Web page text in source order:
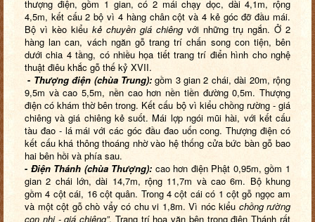
thượng điện, gồm 1 gian, có 2 mái chạy dọc, dài 4,1m, rộng
4,5m, kết cấu 2 bộ vì 4 hàng chân cột và 4 kẻ góc đỡ đầu mái.
Bộ vì kèo kiểu kẻ chuyền giá chiêng với những trụ ngắn. Ở 2
hàng lan can, vách ngăn gỗ trang trí chấn song con tiện, bên
dưới chia 4 tầng, có nhiều họa tiết trang trí điển hình cho nghệ
thuật điêu khắc gỗ thế kỷ XVII.
- Thượng điện (chùa Trung):gồm 3 gian 2 chái, dài 20m, rộng
9,5m và cao 5,5m, nền cao hơn nền tiền đường 0,5m. Thượng
điện có khám thờ bên trong. Kết cấu bộ vì kiểu chồng rường - giá
chiêng và giá chiêng kẻ suốt. Mái lợp ngói mũi hài, với kết cấu
tàu đao - lá mái với các góc đầu đao uốn cong. Thượng điện có
kết cấu khá thông thoáng nhờ vào hệ thống cửa bức bàn gỗ bao
hai bên hồi và phía sau.
- Điện Thánh (chùa Thượng): cao hơn điện Phật 0,95m, gồm 1
gian 2 chái lớn, dài 14,7m, rộng 11,7m và cao 6m. Bộ khung
gồm 4 cột cái, 16 cột quân. Trong 4 cột cái có 1 cột gỗ ngọc am
và một cột gỗ chò vẩy có chu vi 1,8m. Vì nóc kiểu chồng rường
con nhị - giá chiêng”. Trang trí hoa văn bên trong điện Thánh rất